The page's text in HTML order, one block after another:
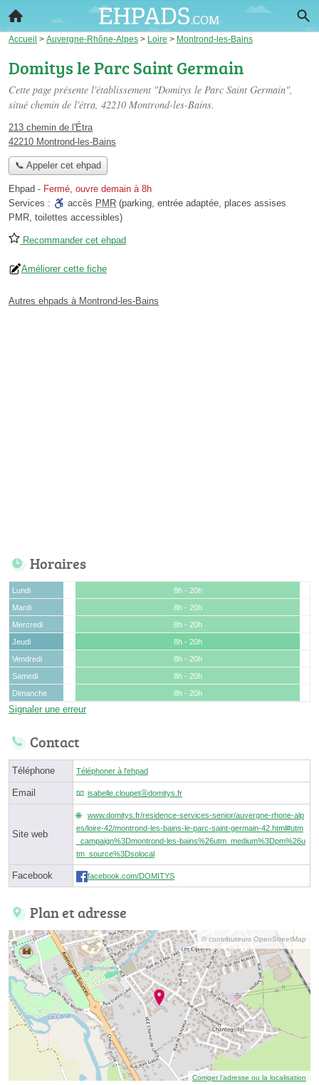
Accueil > Auvergne-Rhône-Alpes > Loire > Montrond-les-Bains
Domitys le Parc Saint Germain
Cette page présente l'établissement "Domitys le Parc Saint Germain",
situé chemin de l'étra, 42210 Montrond-les-Bains.
213 chemin de l'Étra
42210 Montrond-les-Bains
📞 Appeler cet ehpad
Ehpad - Fermé, ouvre demain à 8h
Services :
accès PMR (parking, entrée adaptée, places assises
PMR, toilettes accessibles)
Recommander cet ehpad
Améliorer cette fiche
Autres ehpads à Montrond-les-Bains
Horaires
Lundi
8h - 20h
Mardi
8h - 20h
Mercredi
8h - 20h
Jeudi
8h - 20h
Vendredi
8h - 20h
Samedi
8h - 20h
Dimanche
8h - 20h
Signaler une erreur
Contact
Téléphone Téléphoner à l'ehpad
Email isabelle.cloupetⓐdomitys.fr
Site web
www.domitys.fr/residence-services-senior/auvergne-rhone-alp
es/loire-42/montrond-les-bains-le-parc-saint-germain-42.html#utm
_campaign%3Dmontrond-les-bains%26utm_medium%3Dpm%26u
tm_source%3Dsolocal
Facebook facebook.com/DOMITYS
Plan et adresse
© contributeurs OpenStreetMap
Corriger l’adresse ou la localisation